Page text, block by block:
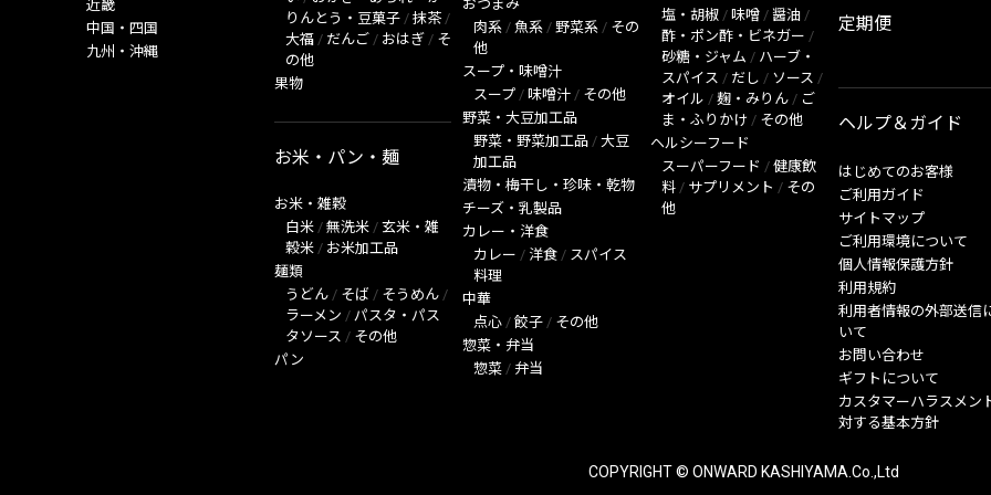
近畿
中国・四国
九州・沖縄
りんとう・豆菓子 / 抹茶 /
大福 / だんご / おはぎ / そ
の他
果物
お米・パン・麺
お米・雑穀
白米 / 無洗米 / 玄米・雑
穀米 / お米加工品
麺類
うどん / そば / そうめん /
ラーメン / パスタ・パス
タソース / その他
パン
おつまみ
肉系 / 魚系 / 野菜系 / その
他
スープ・味噌汁
スープ / 味噌汁 / その他
野菜・大豆加工品
野菜・野菜加工品 / 大豆
加工品
漬物・梅干し・珍味・乾物
チーズ・乳製品
カレー・洋食
カレー / 洋食 / スパイス
料理
中華
点心 / 餃子 / その他
惣菜・弁当
惣菜 / 弁当
塩・胡椒 / 味噌 / 醤油 /
酢・ポン酢・ビネガー /
砂糖・ジャム / ハーブ・
スパイス / だし / ソース /
オイル / 麹・みりん / ご
ま・ふりかけ / その他
ヘルシーフード
スーパーフード / 健康飲
料 / サプリメント / その
他
定期便
ヘルプ＆ガイド
はじめてのお客様
ご利用ガイド
サイトマップ
ご利用環境について
個人情報保護方針
利用規約
利用者情報の外部送信
いて
お問い合わせ
ギフトについて
カスタマーハラスメン
対する基本方針
COPYRIGHT © ONWARD KASHIYAMA.Co.,Ltd